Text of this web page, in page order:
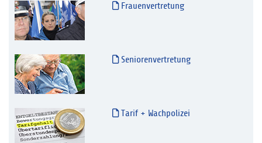
Frauenvertretung
Seniorenvertretung
Tarif + Wachpolizei